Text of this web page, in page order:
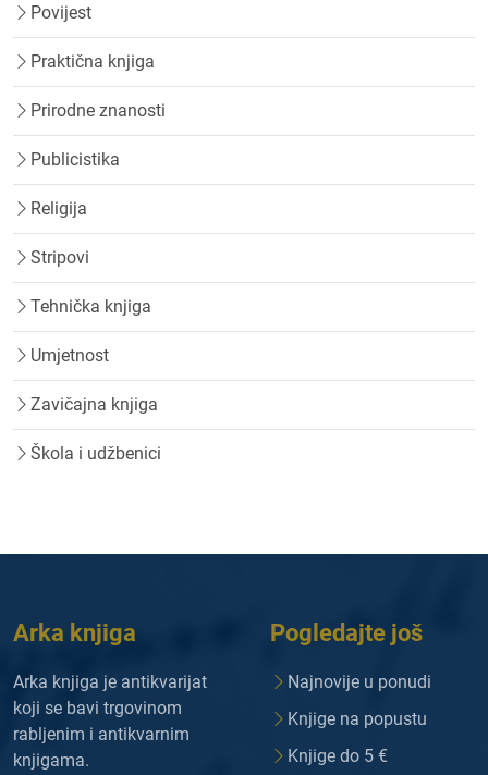
Povijest
Praktična knjiga
Prirodne znanosti
Publicistika
Religija
Stripovi
Tehnička knjiga
Umjetnost
Zavičajna knjiga
Škola i udžbenici
Arka knjiga
Arka knjiga je antikvarijat
koji se bavi trgovinom
rabljenim i antikvarnim
knjigama.
Pogledajte još
Najnovije u ponudi
Knjige na popustu
Knjige do 5 €